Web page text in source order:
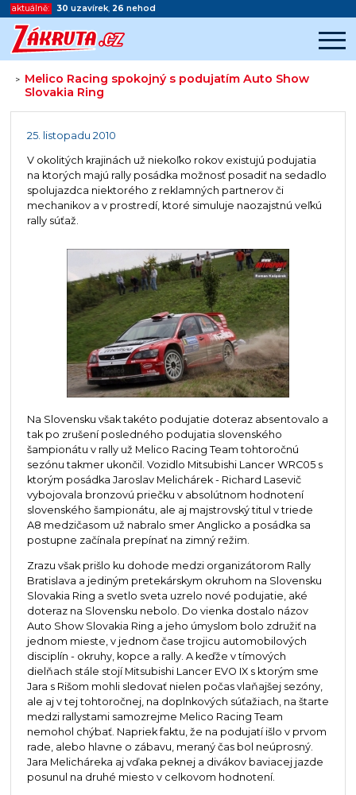
aktuálně: 30 uzavírek, 26 nehod
> Melico Racing spokojný s podujatím Auto Show
Slovakia Ring
Začátek reklamy
25. listopadu 2010
V okolitých krajinách už niekoľko rokov existujú podujatia
na ktorých majú rally posádka možnosť posadiť na sedadlo
spolujazdca niektorého z reklamných partnerov či
mechanikov a v prostredí, ktoré simuluje naozajstnú veľkú
rally súťaž.
Na Slovensku však takéto podujatie doteraz absentovalo a
tak po zrušení posledného podujatia slovenského
šampionátu v rally už Melico Racing Team tohtoročnú
sezónu takmer ukončil. Vozidlo Mitsubishi Lancer WRC05 s
ktorým posádka Jaroslav Melichárek - Richard Lasevič
vybojovala bronzovú priečku v absolútnom hodnotení
slovenského šampionátu, ale aj majstrovský titul v triede
A8 medzičasom už nabralo smer Anglicko a posádka sa
postupne začínala prepínať na zimný režim.
Zrazu však prišlo ku dohode medzi organizátorom Rally
Bratislava a jediným pretekárskym okruhom na Slovensku
Slovakia Ring a svetlo sveta uzrelo nové podujatie, aké
doteraz na Slovensku nebolo. Do vienka dostalo názov
Auto Show Slovakia Ring a jeho úmyslom bolo združiť na
jednom mieste, v jednom čase trojicu automobilových
disciplín - okruhy, kopce a rally. A keďže v tímových
dielňach stále stojí Mitsubishi Lancer EVO IX s ktorým sme
Jara s Rišom mohli sledovať nielen počas vlaňajšej sezóny,
ale aj v tej tohtoročnej, na doplnkových súťažiach, na štarte
medzi rallystami samozrejme Melico Racing Team
nemohol chýbať. Napriek faktu, že na podujatí išlo v prvom
rade, alebo hlavne o zábavu, meraný čas bol neúprosný.
Jara Melicháreka aj vďaka peknej a divákov baviacej jazde
posunul na druhé miesto v celkovom hodnotení.